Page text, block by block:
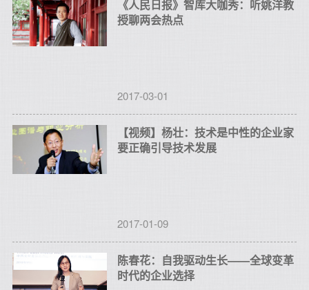
《人民日报》智库大咖秀：听姚洋教
授聊两会热点
2017-03-01
【视频】杨壮：技术是中性的企业家
要正确引导技术发展
2017-01-09
陈春花：自我驱动生长——全球变革
时代的企业选择